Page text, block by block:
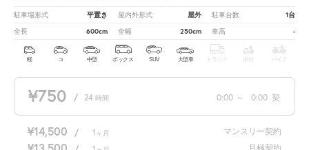
駐車場形式 平置き 屋内外形式 屋外 駐車台数 1台
全長 600cm 全幅 250cm 車高 -
軽 コ 中型 ボックス SUV 大型車 トラック 原付 バイク
¥750 / 24 時間 0:00 ～ 0:00 契
¥14,500 / 1 ヶ月 マンスリー契約
月極契約